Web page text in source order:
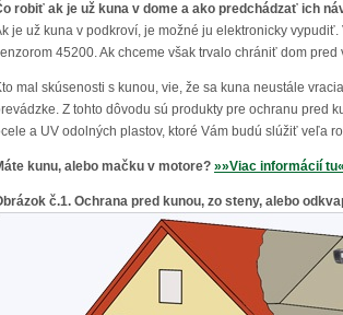
robiť ak je už kuna v dome a ako predchádzať ich
je už kuna v podkroví, je možné ju elektronicky
45200. Ak chceme však trvalo chrániť dom
mal skúsenosti s kunou, vie, že sa kuna neustále
Z tohto dôvodu sú produkty pre ochranu pred
a UV odolných plastov, ktoré Vám budú slúžiť veľa
kunu, alebo mačku v motore? »»Viac informácií
č.1. Ochrana pred kunou, zo steny, alebo